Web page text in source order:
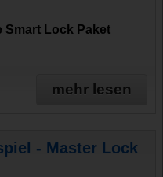
Smart Lock Paket
mehr lesen
- Master Lock